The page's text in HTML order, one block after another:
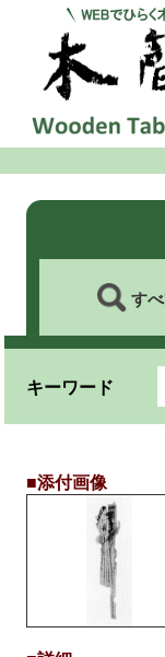
す
キーワード
■添付画像